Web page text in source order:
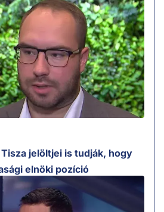
jelöltjei is tudják, hogy
elnöki pozíció